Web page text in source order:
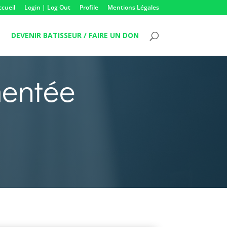
Login | Log Out Profile Mentions Légales
DEVENIR BATISSEUR / FAIRE UN DON